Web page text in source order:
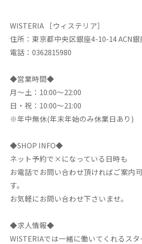
WISTERIA ［ウィステリア］
住所：東京都中央区銀座4-10-14 ACN
電話：0362815980
◆営業時間◆
月～土：10:00～22:00
日・祝：10:00～21:00
※年中無休(年末年始のみ休業日あり)
◆SHOP INFO◆
ネット予約で×になっている日時も
お電話でお問い合わせ頂ければご案内
す。
お気軽にお問い合わせ下さいませ。
◆求人情報◆
WISTERIAでは一緒に働いてくれるス